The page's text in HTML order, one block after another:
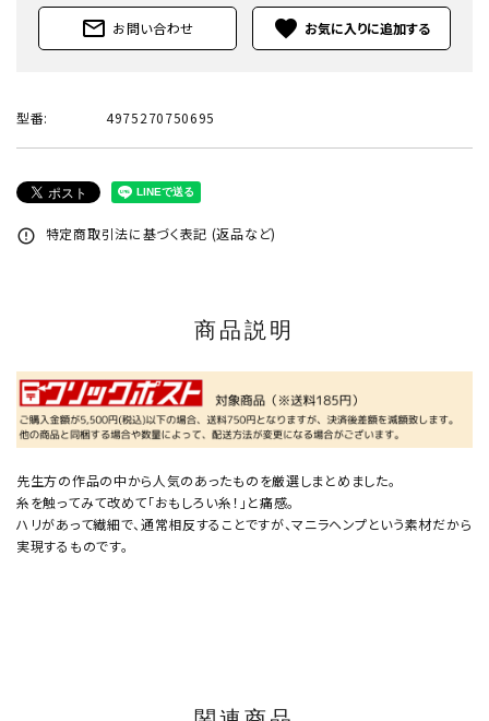
mail_outline お問い合わせ favorite
型番: 4975270750695
error_outline 特定商取引法に基づく表記 (返品など)
商品説明
先生方の作品の中から人気のあったものを厳選しまとめました。
糸を触ってみて改めて「おもしろい糸！」と痛感。
ハリがあって繊細で、通常相反することですが、マニラヘンプという素材だから
実現するものです。